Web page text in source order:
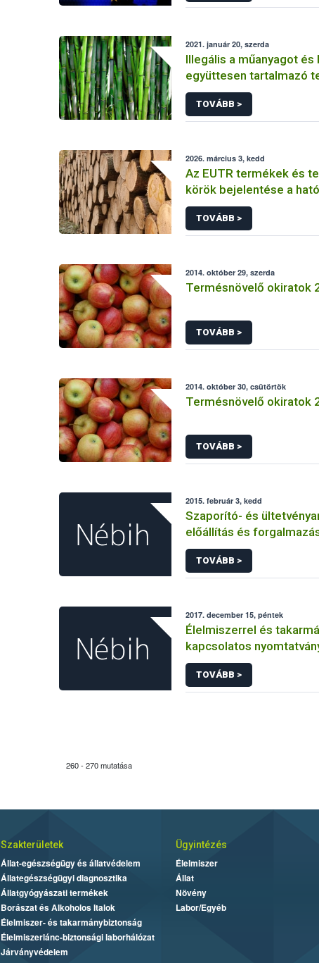
2021. január 20, szerda
Illegális a műanyagot és
együttesen tartalmazó
forgalmazása
TOVÁBB >
2026. március 3, kedd
Az EUTR termékek és
körök bejelentése a
nyilvántartási rendszerbe
TOVÁBB >
2014. október 29, szerda
Termésnövelő okiratok
TOVÁBB >
2014. október 30, csütörtök
Termésnövelő okiratok
TOVÁBB >
2015. február 3, kedd
Szaporító- és
előállítás és
TOVÁBB >
2017. december 15, péntek
Élelmiszerrel és
kapcsolatos
TOVÁBB >
260 - 270 mutatása
Szakterületek
Állat-egészségügy és állatvédelem
Állategészségügyi diagnosztika
Állatgyógyászati termékek
Borászat és Alkoholos Italok
Élelmiszer- és takarmánybiztonság
Élelmiszerlánc-biztonsági laborhálózat
Járványvédelem
Ügyintézés
Élelmiszer
Állat
Növény
Labor/Egyéb